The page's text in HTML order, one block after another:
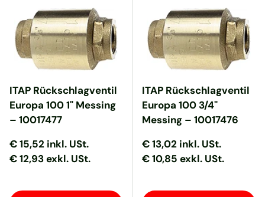
ITAP Rückschlagventil
Europa 100 1" Messing
– 10017477
Normaler Preis
Normaler Preis
€ 15,52 inkl. USt.
€ 12,93 exkl. USt.
ITAP Rückschlagventil
Europa 100 3/4"
Messing – 10017476
Normaler Preis
Normaler Preis
€ 13,02 inkl. USt.
€ 10,85 exkl. USt.